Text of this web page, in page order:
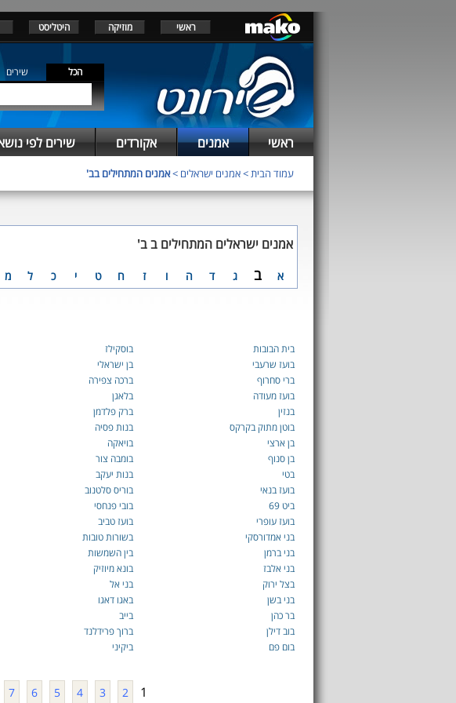
ראשי מוזיקה היטליסט
הכל שירים
ראשי אמנים אקורדים שירים לפי
עמוד הבית>אמנים ישראלים >אמנים המתחילים בב'
אמנים ישראלים המתחילים ב ב'
א ב ג ד ה ו ז ח ט י כ ל מ
בית הבובות
בועז שרעבי
ברי סחרוף
בועז מעודה
בנזין
בוטן מתוק בקרקס
בן ארצי
בן סנוף
בטי
בועז בנאי
ביט 69
בועז עופרי
בני אמדורסקי
בני ברמן
בני אלבז
בצל ירוק
בני בשן
בר כהן
בוב דילן
בום פם
בוסקילז
בן ישראלי
ברכה צפירה
בלאגן
ברק פלדמן
בנות פסיה
בויאקה
בומבה צור
בנות יעקב
בוריס סלטנוב
בובי פנחסי
בועז טביב
בשורות טובות
בין השמשות
בונא מיוזיק
בני אל
באגו דאגו
בייב
ברוך פרידלנד
ביקיני
1
2
3
4
5
6
7